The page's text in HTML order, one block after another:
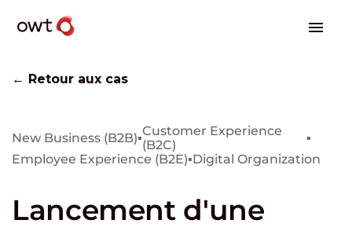
← Retour aux cas
New Business (B2B)▪Customer Experience
(B2C)
▪
Employee Experience (B2E)▪Digital Organization
Lancement d'une